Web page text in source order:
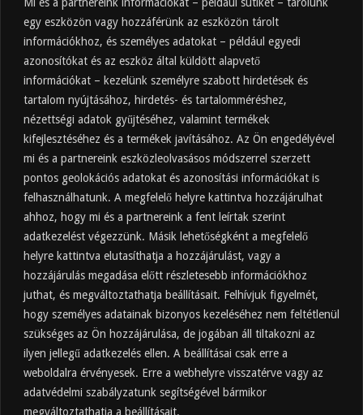
egy eszközön vagy hozzáférünk az eszközön tárolt
információkhoz, és személyes adatokat – például egyedi
azonosítókat és az eszköz által küldött alapvető
információkat – kezelünk személyre szabott hirdetések és
tartalom nyújtásához, hirdetés- és tartalomméréshez,
nézettségi adatok gyűjtéséhez, valamint termékek
kifejlesztéséhez és a termékek javításához. Az Ön engedélyével
mi és a partnereink eszközleolvasásos módszerrel szerzett
pontos geolokációs adatokat és azonosítási információkat is
felhasználhatunk. A megfelelő helyre kattintva hozzájárulhat
ahhoz, hogy mi és a partnereink a fent leírtak szerint
adatkezelést végezzünk. Másik lehetőségként a megfelelő
helyre kattintva elutasíthatja a hozzájárulást, vagy a
hozzájárulás megadása előtt részletesebb információkhoz
juthat, és megváltoztathatja beállításait. Felhívjuk figyelmét,
hogy személyes adatainak bizonyos kezeléséhez nem feltétlenül
szükséges az Ön hozzájárulása, de jogában áll tiltakozni az
ilyen jellegű adatkezelés ellen. A beállításai csak erre a
weboldalra érvényesek. Erre a webhelyre visszatérve vagy az
adatvédelmi szabályzatunk segítségével bármikor
megváltoztathatja a beállításait.
Felkapott
Almaecet mire jó? 21 gyakori felhasználási
terület
2025.10.31.
Almaecet fogyasztása: mikor, mennyit, mivel
hígítva?
2025.10.30.
Almaecet hatása a szervezetre –
Mit mond a kutatás?
2025.10.15.
Almaecet – Teljes útmutató:
hatások, felhasználás, kockázatok,
beszerzés
2025.10.14.
Ipari napelem cégeknek – esettanulmányok és